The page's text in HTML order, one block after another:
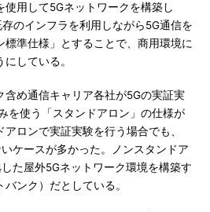
用して5Gネットワークを構築し
のインフラを利用しながら5G通信を
準仕様」とすることで、商用環境に
している。
め通信キャリア各社が5Gの実証実
を使う「スタンドアロン」の仕様が
ロンで実証実験を行う場合でも、
ケースが多かった。ノンスタンドア
た屋外5Gネットワーク環境を構築す
ンク）だとしている。